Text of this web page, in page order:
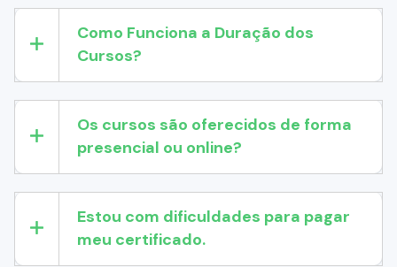
Como Funciona a Duração dos
Cursos?
Os cursos são oferecidos de forma
presencial ou online?
Estou com dificuldades para pagar
meu certificado.